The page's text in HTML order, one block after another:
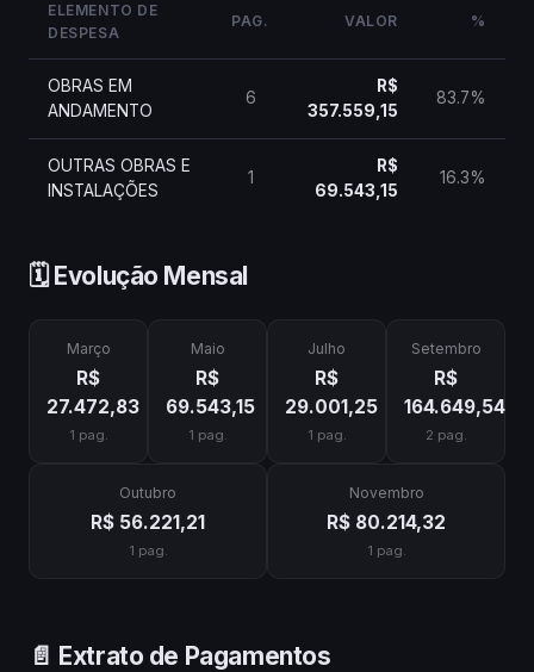
ELEMENTO DE
DESPESA
PAG. VALOR %
OBRAS EM
ANDAMENTO
6
R$
357.559,15
83.7%
OUTRAS OBRAS E
INSTALAÇÕES
1
R$
69.543,15
16.3%
🗓️ Evolução Mensal
Março
R$
27.472,83
1 pag.
Maio
R$
69.543,15
1 pag.
Julho
R$
29.001,25
1 pag.
Setembro
R$
164.649,54
2 pag.
Outubro
R$ 56.221,21
1 pag.
Novembro
R$ 80.214,32
1 pag.
📄 Extrato de Pagamentos